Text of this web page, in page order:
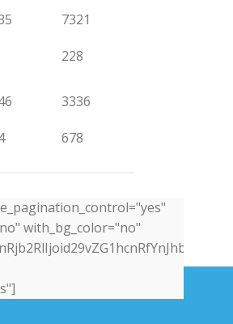
7321
228
3336
678
with_bg_color="no"